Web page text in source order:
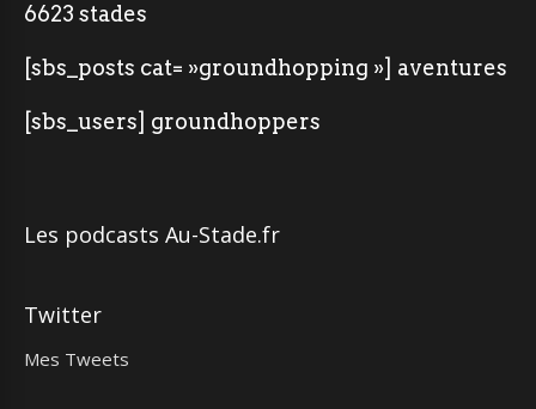
6623 stades
[sbs_posts cat= »groundhopping »] aventures
[sbs_users] groundhoppers
Les podcasts Au-Stade.fr
Twitter
Mes Tweets